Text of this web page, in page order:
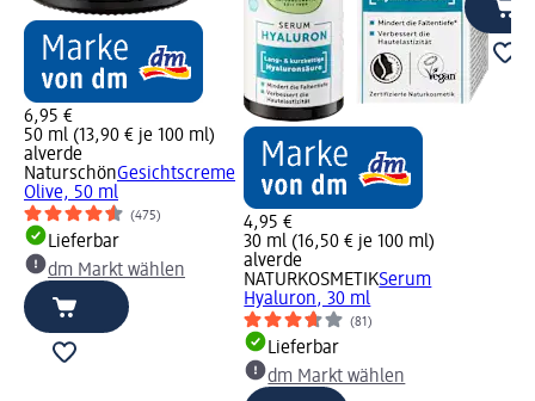
6,95 €
50 ml (13,90 € je 100 ml)
alverde
NaturschönGesichtscreme
Olive, 50 ml
(475)
Lieferbar
dm Markt wählen
4,95 €
30 ml (16,50 € je 100 ml)
alverde
NATURKOSMETIKSerum
Hyaluron, 30 ml
(81)
Lieferbar
dm Markt wählen